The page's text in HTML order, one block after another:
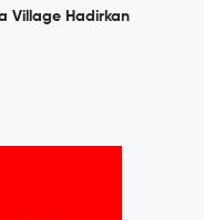
Village Hadirkan